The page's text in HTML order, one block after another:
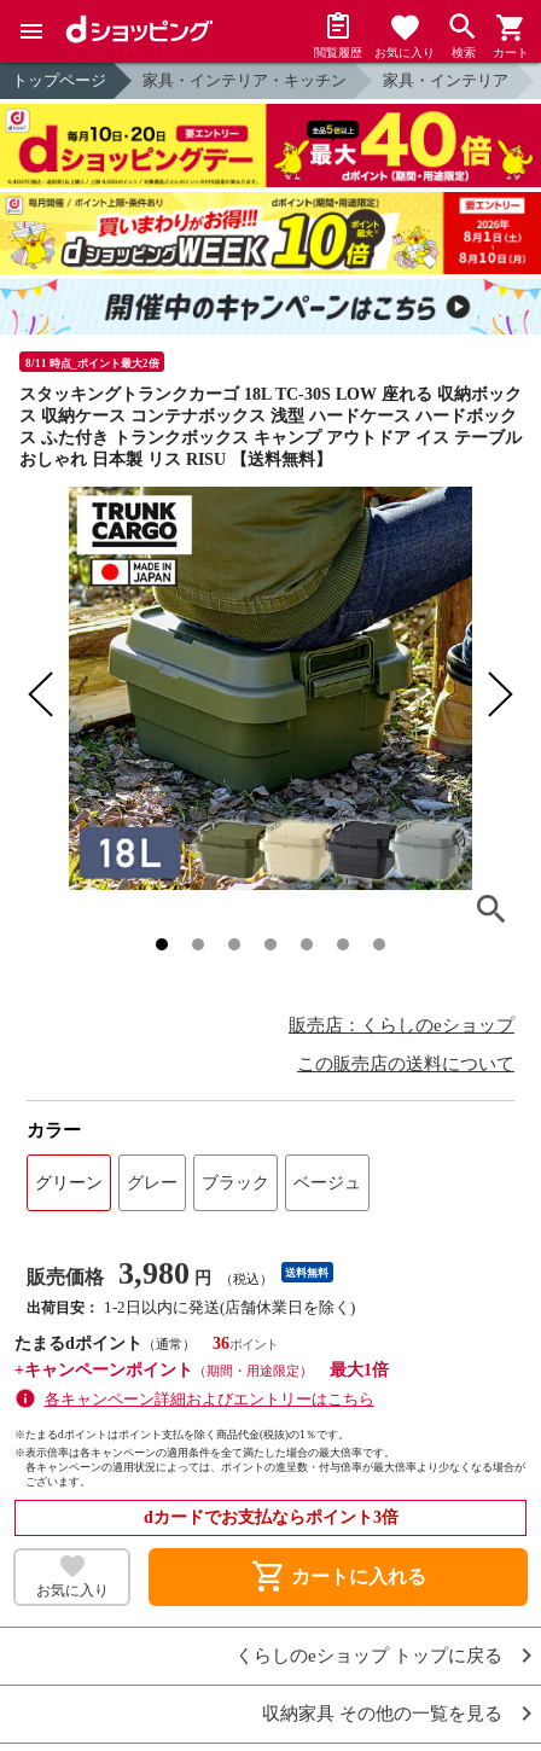
閲覧履歴 お気に入り 検索 カート
トップページ 家具・インテリア・キッチン 家具・インテリア
8/11 時点_ポイント最大2倍
スタッキングトランクカーゴ 18L TC-30S LOW 座れる 収納ボック
ス 収納ケース コンテナボックス 浅型 ハードケース ハードボック
ス ふた付き トランクボックス キャンプ アウトドア イス テーブル
おしゃれ 日本製 リス RISU 【送料無料】
販売店：くらしのeショップ
この販売店の送料について
カラー
グリーン グレー ブラック ベージュ
販売価格 3,980 円 （税込） 送料無料
出荷目安：
1-2日以内に発送(店舗休業日を除く)
たまるdポイント
（通常）
36
+キャンペーンポイント
（期間・用途限定）
最大1倍
各キャンペーン詳細およびエントリーはこちら
※たまるdポイントはポイント支払を除く商品代金(税抜)の1％です。
※表示倍率は各キャンペーンの適用条件を全て満たした場合の最大倍率です。
各キャンペーンの適用状況によっては、ポイントの進呈数・付与倍率が最大倍率より少なくなる場合が
ございます。
dカードでお支払ならポイント3倍
お気に入り shopping_cart カートに入れる
くらしのeショップ トップに戻る
収納家具 その他の一覧を見る